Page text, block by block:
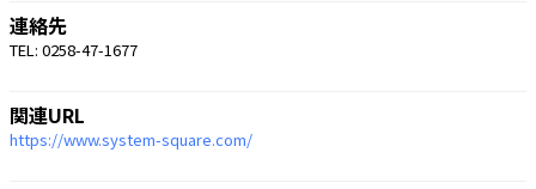
連絡先
TEL: 0258-47-1677
関連URL
https://www.system-square.com/